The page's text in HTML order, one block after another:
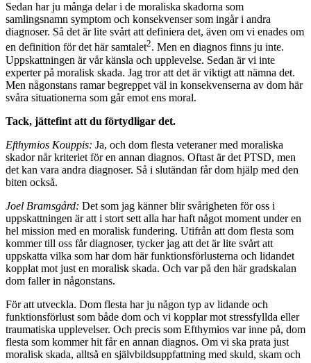
Sedan har ju många delar i de moraliska skadorna som
samlingsnamn symptom och konsekvenser som ingår i andra
diagnoser. Så det är lite svårt att definiera det, även om vi enades om
en definition för det här samtalet2. Men en diagnos finns ju inte.
Uppskatt­ningen är vår känsla och upplevelse. Sedan är vi inte
experter på moralisk skada. Jag tror att det är viktigt att nämna det.
Men någonstans ramar begreppet väl in konsekvenserna av dom här
svåra situationerna som går emot ens moral.
Tack, jättefint att du förtydligar det.
Efthymios Kouppis: Ja, och dom flesta veteraner med moraliska
skador når kriteriet för en annan diagnos. Oftast är det PTSD, men
det kan vara andra diagnoser. Så i slutändan får dom hjälp med den
biten också.
Joel Bramsgård: Det som jag känner blir svårigheten för oss i
uppskattningen är att i stort sett alla har haft något moment under en
hel mission med en moralisk fun­dering. Utifrån att dom flesta som
kommer till oss får diagnoser, tycker jag att det är lite svårt att
uppskatta vilka som har dom här funktionsförlusterna och lidan­det
kopplat mot just en moralisk skada. Och var på den här gradskalan
dom faller in någonstans.
För att utveckla. Dom flesta har ju någon typ av lidande och
funktionsförlust som både dom och vi kopplar mot stressfyllda eller
traumatiska upplevelser. Och precis som Efthymios var inne på, dom
flesta som kommer hit får en annan diagnos. Om vi ska prata just
moralisk skada, alltså en självbildsuppfattning med skuld, skam och